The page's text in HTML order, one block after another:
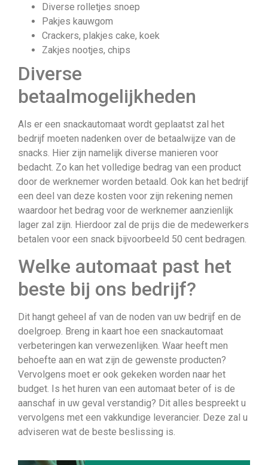
Diverse rolletjes snoep
Pakjes kauwgom
Crackers, plakjes cake, koek
Zakjes nootjes, chips
Diverse
betaalmogelijkheden
Als er een snackautomaat wordt geplaatst zal het
bedrijf moeten nadenken over de betaalwijze van de
snacks. Hier zijn namelijk diverse manieren voor
bedacht. Zo kan het volledige bedrag van een product
door de werknemer worden betaald. Ook kan het bedrijf
een deel van deze kosten voor zijn rekening nemen
waardoor het bedrag voor de werknemer aanzienlijk
lager zal zijn. Hierdoor zal de prijs die de medewerkers
betalen voor een snack bijvoorbeeld 50 cent bedragen.
Welke automaat past het
beste bij ons bedrijf?
Dit hangt geheel af van de noden van uw bedrijf en de
doelgroep. Breng in kaart hoe een snackautomaat
verbeteringen kan verwezenlijken. Waar heeft men
behoefte aan en wat zijn de gewenste producten?
Vervolgens moet er ook gekeken worden naar het
budget. Is het huren van een automaat beter of is de
aanschaf in uw geval verstandig? Dit alles bespreekt u
vervolgens met een vakkundige leverancier. Deze zal u
adviseren wat de beste beslissing is.